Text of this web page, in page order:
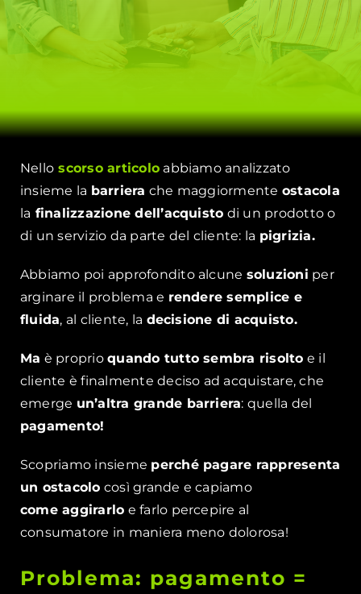
Nello scorso articolo abbiamo analizzato
insieme la barriera che maggiormente ostacola
la finalizzazione dell’acquisto di un prodotto o
di un servizio da parte del cliente: la pigrizia.
Abbiamo poi approfondito alcune soluzioni per
arginare il problema e rendere semplice e
fluida, al cliente, la decisione di acquisto.
Ma è proprioquando tutto sembra risolto e il
cliente è finalmente deciso ad acquistare, che
emerge un’altra grande barriera: quella del
pagamento!
Scopriamo insieme perché pagare rappresenta
un ostacolo così grande e capiamo
come aggirarlo e farlo percepire al
consumatore in maniera meno dolorosa!
Problema: pagamento =